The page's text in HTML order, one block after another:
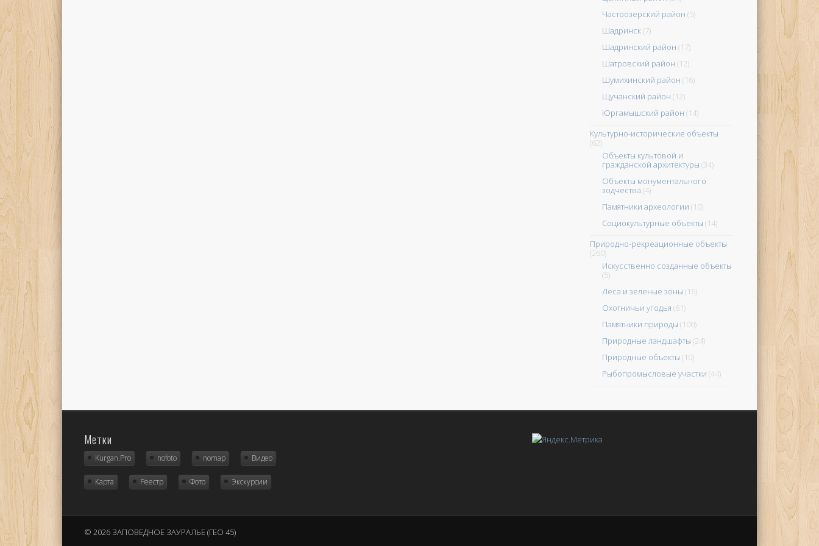
Частоозерский район (5)
Шадринск(7)
Шадринский район (17)
Шатровский район (12)
Шумихинский район (16)
Щучанский район (12)
Юргамышский район (14)
Культурно-исторические объекты
(62)
Объекты культовой и
гражданской архитектуры (34)
Объекты монументального
зодчества (4)
Памятники археологии (10)
Социокультурные объекты (14)
Природно-рекреационные объекты
(260)
Искусственно созданные объекты
(5)
Леса и зеленые зоны (16)
Охотничьи угодья (61)
Памятники природы (100)
Природные ландшафты (24)
Природные объекты (10)
Рыбопромысловые участки (44)
Метки
Kurgan.Pro nofoto nomap Видео
Карта Реестр Фото Экскурсии
© 2026 ЗАПОВЕДНОЕ ЗАУРАЛЬЕ (ГЕО 45)